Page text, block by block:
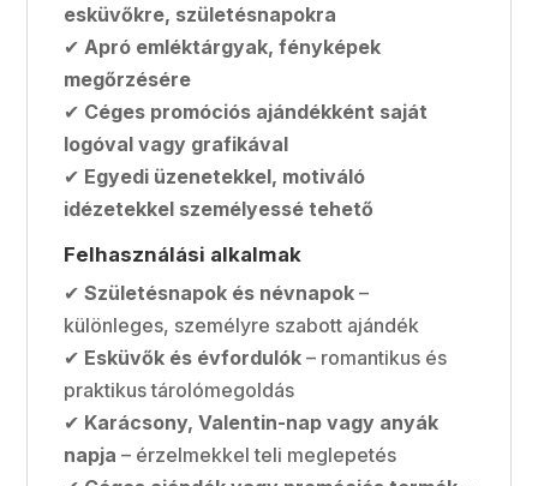
esküvőkre, születésnapokra
✔ Apró emléktárgyak, fényképek
megőrzésére
✔ Céges promóciós ajándékként saját
logóval vagy grafikával
✔ Egyedi üzenetekkel, motiváló
idézetekkel személyessé tehető
Felhasználási alkalmak
✔Születésnapok és névnapok –
különleges, személyre szabott ajándék
✔ Esküvők és évfordulók – romantikus és
praktikus tárolómegoldás
✔ Karácsony, Valentin-nap vagy anyák
napja – érzelmekkel teli meglepetés